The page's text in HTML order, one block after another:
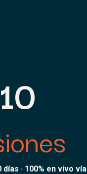
10
días · 100% en vivo vía